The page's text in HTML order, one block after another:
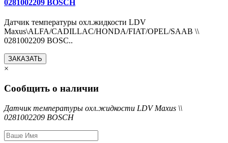
0281002209 BOSCH
Датчик температуры охл.жидкости LDV
Maxus\ALFA/CADILLAC/HONDA/FIAT/OPEL/SAAB \\
0281002209 BOSC..
ЗАКАЗАТЬ
×
Сообщить о наличии
Датчик температуры охл.жидкости LDV Maxus \\
0281002209 BOSCH